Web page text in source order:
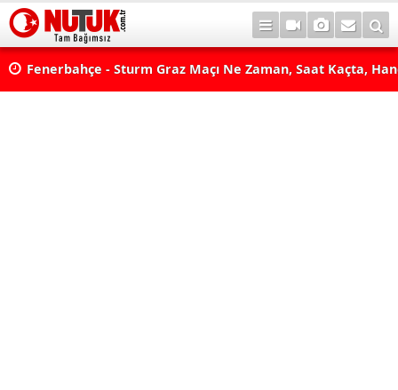
Fenerbahçe - Sturm Graz Maçı Ne Zaman, Saat Kaçta,